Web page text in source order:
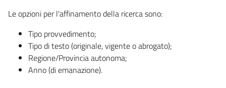
Le opzioni per l'affinamento della ricerca sono:
Tipo provvedimento;
Tipo di testo (originale, vigente o abrogato);
Regione/Provincia autonoma;
Anno (di emanazione).